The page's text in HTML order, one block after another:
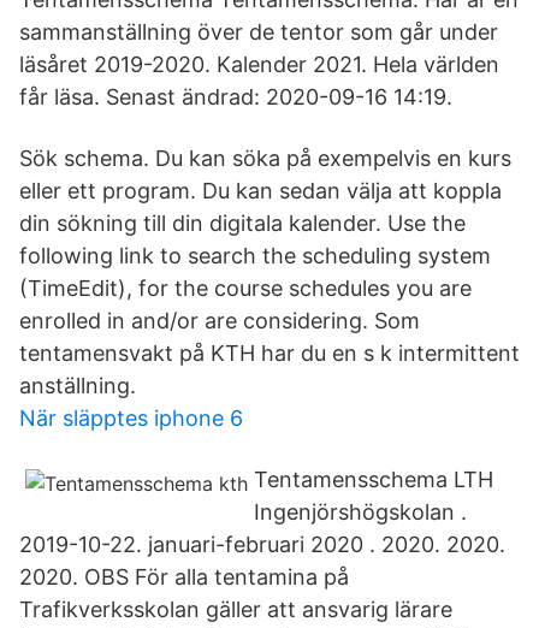
sammanställning över de tentor som går under
läsåret 2019-2020. Kalender 2021. Hela världen
får läsa. Senast ändrad: 2020-09-16 14:19.
Sök schema. Du kan söka på exempelvis en kurs
eller ett program. Du kan sedan välja att koppla
din sökning till din digitala kalender. Use the
following link to search the scheduling system
(TimeEdit), for the course schedules you are
enrolled in and/or are considering. Som
tentamensvakt på KTH har du en s k intermittent
anställning.
När släpptes iphone 6
Tentamensschema LTH
Ingenjörshögskolan .
2019-10-22. januari-februari 2020 . 2020. 2020.
2020. OBS För alla tentamina på
Trafikverksskolan gäller att ansvarig lärare